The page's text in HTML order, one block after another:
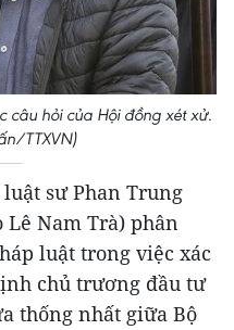
câu hỏi của Hội đồng xét xử.
TTXVN)
sư Phan Trung
Lê Nam Trà) phân
luật trong việc xác
chủ trương đầu tư
thống nhất giữa Bộ